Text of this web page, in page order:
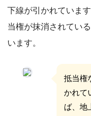
下線が引かれていま
当権が抹消されてい
います。
抵当権
かれて
ば、地